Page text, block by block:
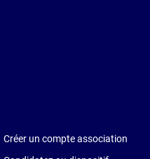
Créer un compte association